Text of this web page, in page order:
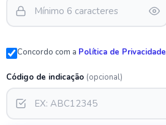
Concordo com a Política de Privacidade
Código de indicação (opcional)